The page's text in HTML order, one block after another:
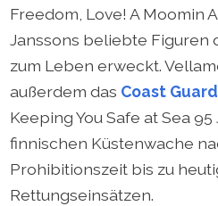
Freedom, Love! A Moomin
Janssons beliebte Figuren
zum Leben erweckt.
außerdem das Coast
Keeping You Safe at Sea
finnischen Küstenwache
Prohibitionszeit bis zu
Rettungseinsätzen.